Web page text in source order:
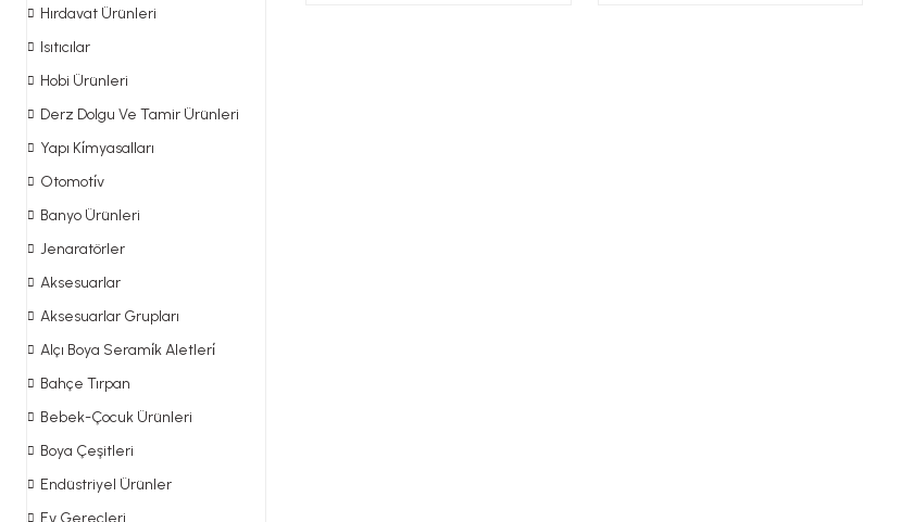
Hırdavat Ürünleri
Isıtıcılar
Hobi Ürünleri
Derz Dolgu Ve Tamir Ürünleri
Yapı Ki̇myasalları
Otomoti̇v
Banyo Ürünleri
Jenaratörler
Aksesuarlar
Aksesuarlar Grupları
Alçı Boya Serami̇k Aletleri̇
Bahçe Tırpan
Bebek-Çocuk Ürünleri
Boya Çeşitleri
Endüstriyel Ürünler
Ev Gereçleri